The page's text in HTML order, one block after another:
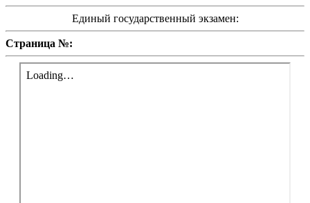
Единый государственный экзамен:
Страница №: